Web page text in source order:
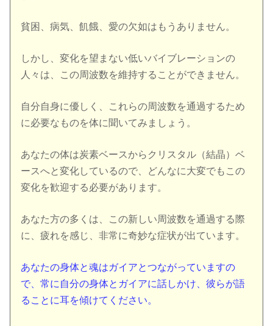
貧困、病気、飢餓、愛の欠如はもうありません。
しかし、変化を望まない低いバイブレーションの
人々は、この周波数を維持することができません。
自分自身に優しく、これらの周波数を通過するため
に必要なものを体に聞いてみましょう。
あなたの体は炭素ベースからクリスタル（結晶）ベ
ースへと変化しているので、どんなに大変でもこの
変化を歓迎する必要があります。
あなた方の多くは、この新しい周波数を通過する際
に、疲れを感じ、非常に奇妙な症状が出ています。
あなたの身体と魂はガイアとつながっていますの
で、常に自分の身体とガイアに話しかけ、彼らが語
ることに耳を傾けてください。